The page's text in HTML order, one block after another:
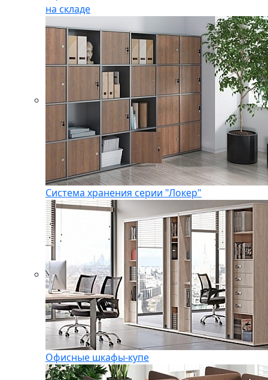
на складе
Система хранения серии "Локер"
Офисные шкафы-купе